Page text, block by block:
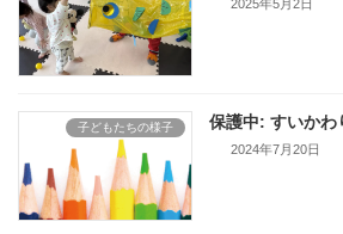
2025年5月2日
子どもたちの様子 保護中: すいかわ
2024年7月20日